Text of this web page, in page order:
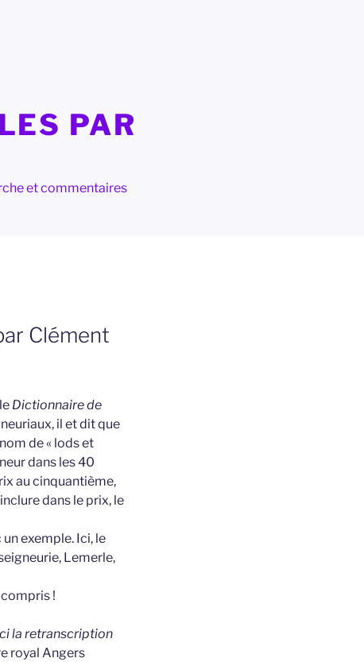
PAR
et commentaires
Clément
Dictionnaire de
il et dit que
de « lods et
dans les 40
au cinquantième,
dans le prix, le
exemple. Ici, le
Lemerle,
!
la retranscription
royal Angers